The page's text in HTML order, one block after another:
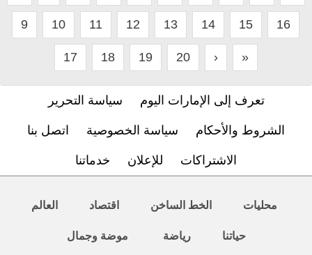
9 10 11 12 13 14 15 16
17 18 19 20 › »
تعرف إلى الإمارات اليوم سياسة التحرير
الشروط والأحكام سياسة الخصوصية اتصل بنا
الاشتراكات للإعلان خدماتنا
محليات الخط الساخن اقتصاد العالم
حياتنا رياضة موضة وجمال